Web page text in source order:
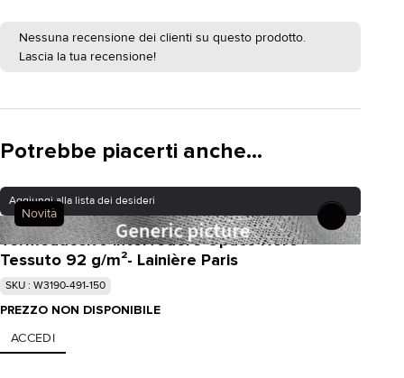
Nessuna recensione dei clienti su questo prodotto.
Lascia la tua recensione!
Potrebbe piacerti anche...
Novità
Aggiungi alla lista dei desideri
Termoadesivo interfodere Opaco Nero
Tessuto 92 g/m²- Lainière Paris
SKU : W3190-491-150
PREZZO NON DISPONIBILE
ACCEDI